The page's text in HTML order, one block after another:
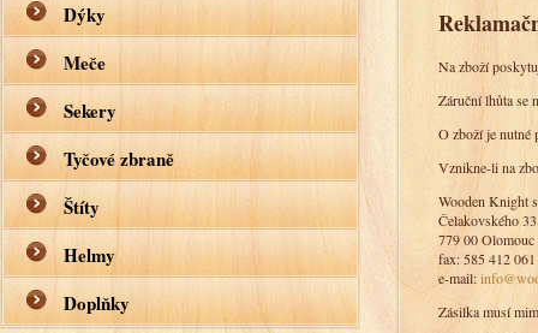
Dýky
Meče
Sekery
Tyčové zbraně
Štíty
Helmy
Doplňky
Na zboží
Záruční lhůta se
O zboží je nutné
Vznikne-li na
Wooden Knight
Čelakovského 33
779 00 Olomouc
fax: 585 412 061
e-mail:
Zásilka musí